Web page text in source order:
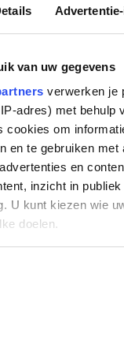
van uw gegevens
verwerken je
adres) met behulp
cookies om
en te gebruiken met
en
inzicht in publiek
U kunt kiezen wie
doelen.
over uw
door het
Verloopplaat
Download